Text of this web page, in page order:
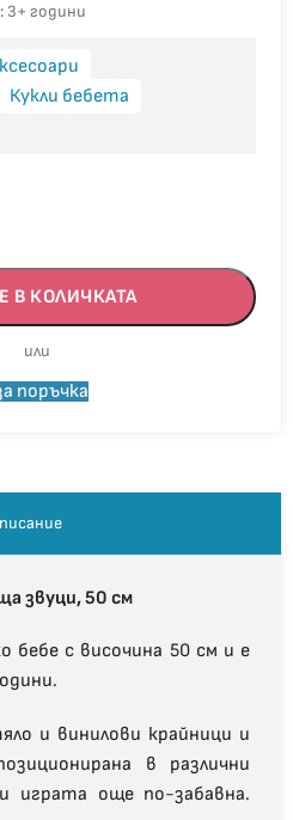
3+ години
Кукли бебета
В КОЛИЧКАТА
поръчка
звуци, 50 см
бебе с височина 50 см и е
и винилови крайници и
в различни
играта още по-забавна.